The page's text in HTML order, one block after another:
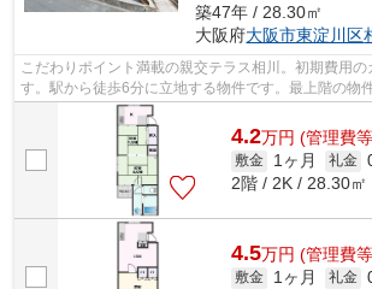
築47年 / 28.30㎡
大阪府大阪市東淀川区
こだわりポイント満載の親交テラス相川。初期費用の
す。駅から徒歩6分に立地する物件です。最上階の物
報や内見のご予約はミライズ吹田店までご...
4.2万円 (管理費
敷金 1ヶ月 礼金
2階 / 2K / 28.30㎡
4.5万円 (管理費
敷金 1ヶ月 礼金